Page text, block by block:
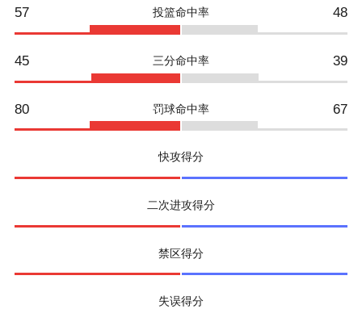
57 投篮命中率 48
45 三分命中率 39
80 罚球命中率 67
快攻得分
二次进攻得分
禁区得分
失误得分